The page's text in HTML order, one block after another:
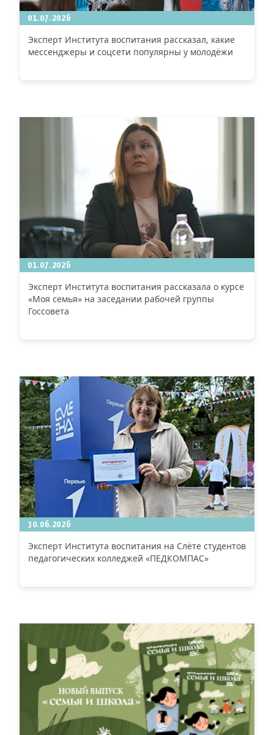
01.07.2026
Эксперт Института воспитания рассказал, какие
мессенджеры и соцсети популярны у молодёжи
01.07.2026
Эксперт Института воспитания рассказала о курсе
«Моя семья» на заседании рабочей группы
Госсовета
30.06.2026
Эксперт Института воспитания на Слёте студентов
педагогических колледжей «ПЕДКОМПАС»